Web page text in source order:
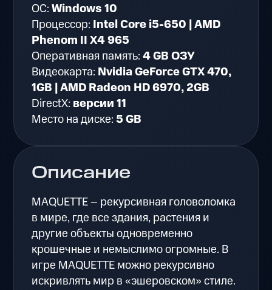
Описание
MAQUETTE – рекурсивная головоломка
в мире, где все здания, растения и
другие объекты одновременно
крошечные и немыслимо огромные. В
игре MAQUETTE можно рекурсивно
искривлять мир в «эшеровском» стиле.
ОС:Windows 10
Процессор: Intel Core i5-650 | AMD
Phenom II X4 965
Оперативная память:4 GB ОЗУ
Видеокарта: Nvidia GeForce GTX 470,
1GB | AMD Radeon HD 6970, 2GB
DirectX: версии 11
Место на диске:5 GB